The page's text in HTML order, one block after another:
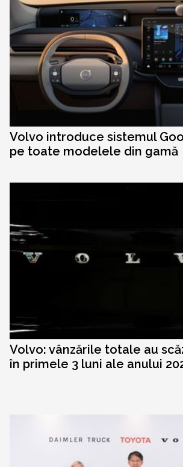
Volvo introduce sistemul
pe toate modelele din gamă
Volvo: vânzările totale au
în primele 3 luni ale anului